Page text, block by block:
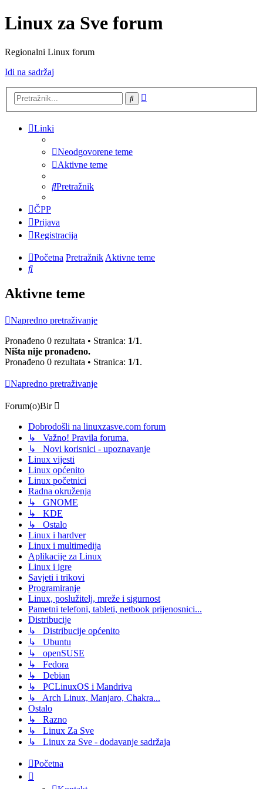
Linux za Sve forum
Regionalni Linux forum
Idi na sadržaj
Pretražnik
Linki
Neodgovorene teme
Aktivne teme
Pretražnik
ČPP
Prijava
Registracija
Početna PretražnikAktivne teme
Pretražnik
Aktivne teme
Napredno pretraživanje
Pronađeno 0 rezultata • Stranica: 1/1.
Ništa nije pronađeno.
Pronađeno 0 rezultata • Stranica: 1/1.
Napredno pretraživanje
Forum(o)Bir
Dobrodošli na linuxzasve.com forum
↳ Važno! Pravila foruma.
↳ Novi korisnici - upoznavanje
Linux vijesti
Linux općenito
Linux početnici
Radna okruženja
↳ GNOME
↳ KDE
↳ Ostalo
Linux i hardver
Linux i multimedija
Aplikacije za Linux
Linux i igre
Savjeti i trikovi
Programiranje
Linux, poslužitelj, mreže i sigurnost
Pametni telefoni, tableti, netbook prijenosnici...
Distribucije
↳ Distribucije općenito
↳ Ubuntu
↳ openSUSE
↳ Fedora
↳ Debian
↳ PCLinuxOS i Mandriva
↳ Arch Linux, Manjaro, Chakra...
Ostalo
↳ Razno
↳ Linux Za Sve
↳ Linux za Sve - dodavanje sadržaja
Početna